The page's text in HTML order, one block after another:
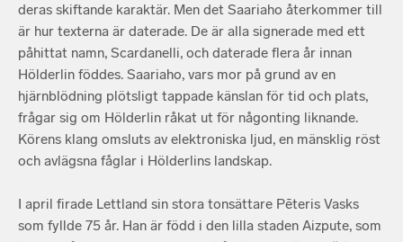
deras skiftande karaktär. Men det Saariaho återkommer till
är hur texterna är daterade. De är alla signerade med ett
påhittat namn, Scardanelli, och daterade flera år innan
Hölderlin föddes. Saariaho, vars mor på grund av en
hjärnblödning plötsligt tappade känslan för tid och plats,
frågar sig om Hölderlin råkat ut för någonting liknande.
Körens klang omsluts av elektroniska ljud, en mänsklig röst
och avlägsna fåglar i Hölderlins landskap.
I april firade Lettland sin stora tonsättare Pēteris Vasks
som fyllde 75 år. Han är född i den lilla staden Aizpute, som